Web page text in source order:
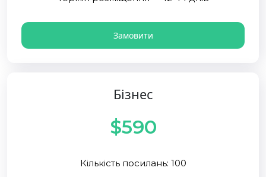
Замовити
Бізнес
$590
Кількість посилань: 100